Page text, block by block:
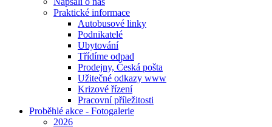
Praktické informace
Autobusové linky
Podnikatelé
Ubytování
Třídíme odpad
Prodejny, Česká pošta
Užitečné odkazy www
Krizové řízení
Pracovní příležitosti
Proběhlé akce - Fotogalerie
2026